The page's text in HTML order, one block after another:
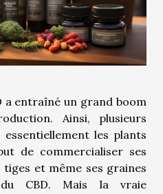
a entraîné un grand boom
Ainsi, plusieurs
les plants
de commercialiser ses
tiges et même ses graines
CBD. Mais la vraie